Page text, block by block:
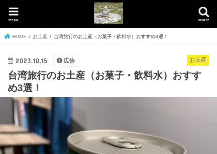
search
menu
HOME お土産 台湾旅行のお土産（お菓子・飲料水）おすすめ3選！
お土産
2023.10.15 広告
台湾旅行のお土産（お菓子・飲料水）おすす
め3選！